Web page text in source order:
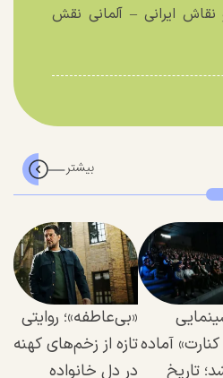
نقاش ایرانی – آلمانی نقش
آماده
تاریخ
«بی‌عاطفه»؛ روایتی
تازه از زخم‌های کهنه
در دل خانواده